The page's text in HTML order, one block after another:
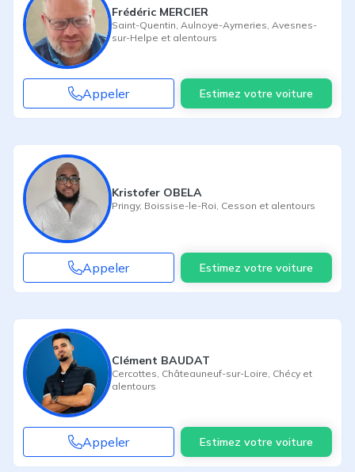
Frédéric MERCIER
Saint-Quentin Aulnoye-Aymeries Avesnes-
sur-Helpe et alentours
Appeler Estimez votre voiture
Kristofer OBELA
Pringy, Boissise-le-Roi Cesson et alentours
Appeler Estimez votre voiture
Clément BAUDAT
Cercottes Châteauneuf-sur-Loire Chécy et
alentours
Appeler Estimez votre voiture